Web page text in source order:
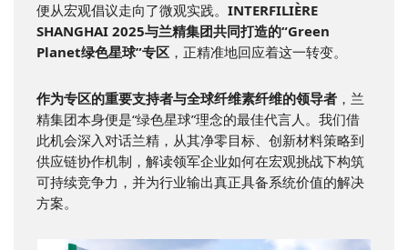
便从宏观倡议走向了微观实践。 INTERFILIÈRE
SHANGHAI 2025与兰精集团共同打造的“Green
Planet绿色星球”专区 ，正精准地回应着这一转变。
作为专区的重要支持者与全球纤维素纤维的领导者 ，兰
精集团本身便是“绿色星球”理念的最佳代言人。我们借
此机会深入对话兰精，从其净零目标、创新材料策略到
供应链协作机制，解读领军企业如何在宏观挑战下构筑
可持续竞争力，并为行业输出真正具备系统价值的解决
方案。